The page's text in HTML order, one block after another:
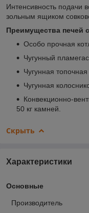
Интенсивность подачи
зольным ящиком
Преимущества печей
Особо прочная
Чугунный
Чугунная топочная
Чугунная
Конвекционно-
50 кг камней.
Скрыть
Характеристики
Основные
Производитель